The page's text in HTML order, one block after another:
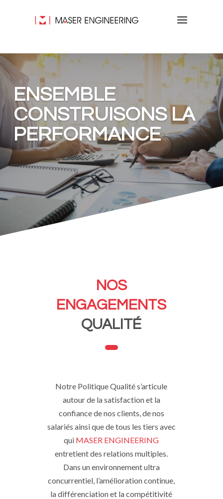
ENSEMBLE
CONSTRUISONS LA
PERFORMANCE
NOS
ENGAGEMENTS
QUALITÉ
Notre Politique Qualité s’articule
autour de la satisfaction et la
confiance de nos clients, de nos
salariés ainsi que de tous les tiers avec
qui MASER ENGINEERING
entretient des relations multiples.
Dans un environnement ultra
concurrentiel, l’amélioration continue,
la différenciation et la compétitivité